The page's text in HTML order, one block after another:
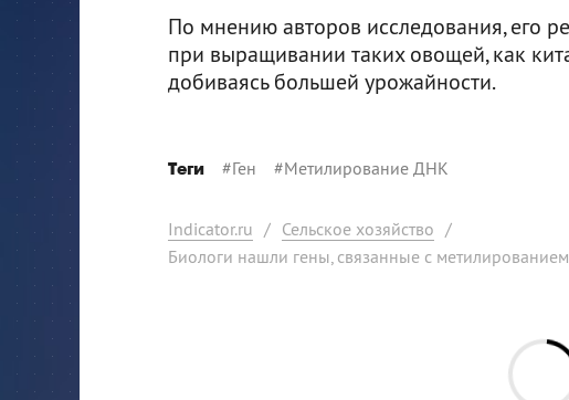
По мнению авторов исследования, его
при выращивании таких овощей, как
добиваясь большей урожайности.
Теги #Ген #Метилирование ДНК
Indicator.ru / Сельское хозяйство /
Биологи нашли гены, связанные с